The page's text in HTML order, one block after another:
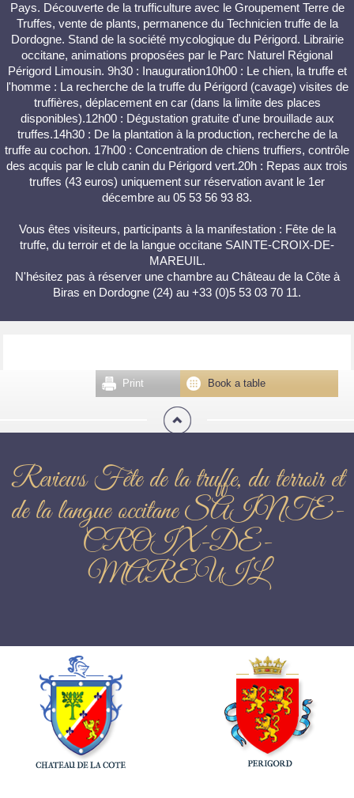
Pays. Découverte de la trufficulture avec le Groupement Terre de
Truffes, vente de plants, permanence du Technicien truffe de la
Dordogne. Stand de la société mycologique du Périgord. Librairie
occitane, animations proposées par le Parc Naturel Régional
Périgord Limousin. 9h30 : Inauguration10h00 : Le chien, la truffe et
l'homme : La recherche de la truffe du Périgord (cavage) visites de
truffières, déplacement en car (dans la limite des places
disponibles).12h00 : Dégustation gratuite d'une brouillade aux
truffes.14h30 : De la plantation à la production, recherche de la
truffe au cochon. 17h00 : Concentration de chiens truffiers, contrôle
des acquis par le club canin du Périgord vert.20h : Repas aux trois
truffes (43 euros) uniquement sur réservation avant le 1er
décembre au 05 53 56 93 83.
Vous êtes visiteurs, participants à la manifestation : Fête de la
truffe, du terroir et de la langue occitane SAINTE-CROIX-DE-
MAREUIL.
N'hésitez pas à réserver une chambre au Château de la Côte à
Biras en Dordogne (24) au +33 (0)5 53 03 70 11.
Book a table
Print
Reviews Fête de la truffe, du terroir et
de la langue occitane SAINTE-
CROIX-DE-
MAREUIL